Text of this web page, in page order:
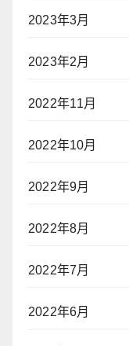
2023年3月
2023年2月
2022年11月
2022年10月
2022年9月
2022年8月
2022年7月
2022年6月